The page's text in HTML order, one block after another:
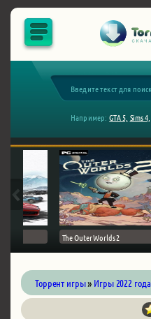
Например: GTA 5, Sims 4,
The Outer Worlds 2
Торрент игры» Игры 2022 года